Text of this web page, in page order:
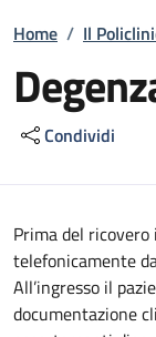
Briciole
Home / Il
Condividi
Prima del
telefonicamente
All’ingresso il
documentazione